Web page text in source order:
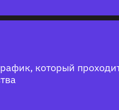
который